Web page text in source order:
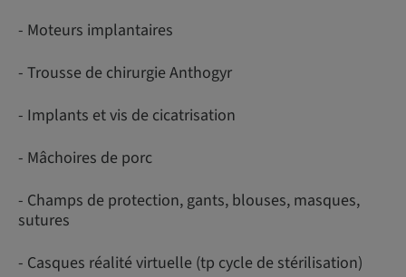
- Moteurs implantaires
- Trousse de chirurgie Anthogyr
- Implants et vis de cicatrisation
- Mâchoires de porc
- Champs de protection, gants, blouses, masques,
sutures
- Casques réalité virtuelle (tp cycle de stérilisation)